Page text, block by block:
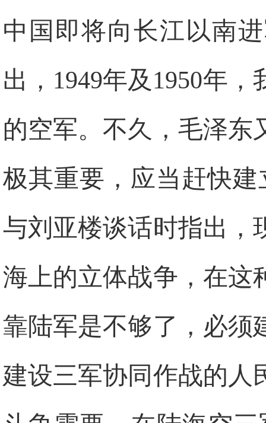
中国即将向长江以南
出，1949年及1950年
的空军。不久，毛泽东
极其重要，应当赶快建
与刘亚楼谈话时指出，
海上的立体战争，在这
靠陆军是不够了，必须
建设三军协同作战的人